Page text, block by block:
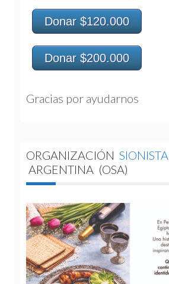
Donar $120.000
Donar $200.000
Gracias por ayudarnos
ORGANIZACIÓN SIONISTA
ARGENTINA (OSA)